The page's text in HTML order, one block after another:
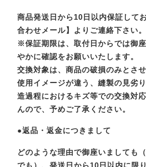
商品発送日から10日以内保証して
合わせメール】よりご連絡下さい。
※保証期限は、取付日からでは御
やかに確認をお願いいたします。
交換対象は、商品の破損のみとさ
使用イメージが違う、縫製の見劣
造過程におけるキズ等での交換対
んので、予めご了承ください。
●返品・返金につきまして
どのような理由で御座いましても